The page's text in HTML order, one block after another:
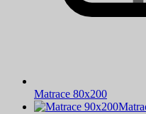
Matrace 80x200